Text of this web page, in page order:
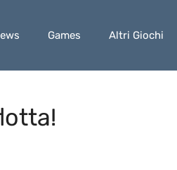
Games Altri Giochi